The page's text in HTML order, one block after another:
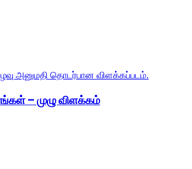
– முழு விளக்கம்